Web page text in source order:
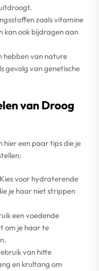
zoals vitamine
kan ook bijdragen aan
hebben van nature
gevolg van genetische
van Droog
hier een paar tips die je
Kies voor hydraterende
je haar niet strippen
een voedende
om je haar te
van hitte
en krultang om